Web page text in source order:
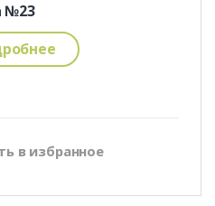
№23
в избранное